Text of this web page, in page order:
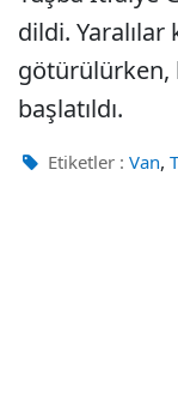
dildi.
götürülürken,
başlatıldı.
Etiketler : Van,